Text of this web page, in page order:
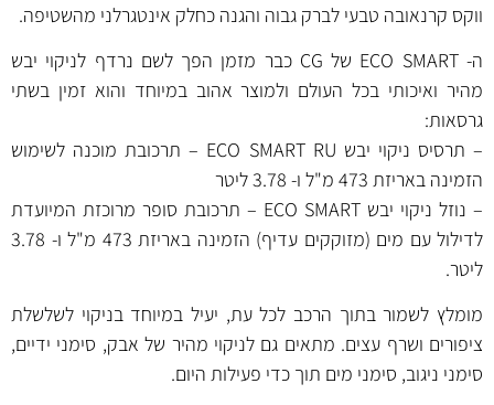
ווקס קרנאובה טבעי לברק גבוה והגנה כחלק אינטגרלני מהשטיפה.
ה- ECO SMART של CG כבר מזמן הפך לשם נרדף לניקוי יבש
מהיר ואיכותי בכל העולם ולמוצר אהוב במיוחד והוא זמין בשתי
גרסאות:
– תרסיס ניקוי יבש ECO SMART RU – תרכובת מוכנה לשימוש
הזמינה באריזת 473 מ"ל ו- 3.78 ליטר
– נוזל ניקוי יבש ECO SMART – תרכובת סופר מרוכזת המיועדת
לדילול עם מים (מזוקקים עדיף) הזמינה באריזת 473 מ"ל ו- 3.78
ליטר.
מומלץ לשמור בתוך הרכב לכל עת, יעיל במיוחד בניקוי לשלשלת
ציפורים ושרף עצים. מתאים גם לניקוי מהיר של אבק, סימני ידיים,
סימני ניגוב, סימני מים תוך כדי פעילות היום.